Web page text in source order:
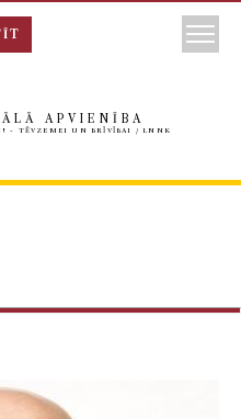
APVIENĪBA
- TĒVZEMEI UN BRĪVĪBAI / LNNK